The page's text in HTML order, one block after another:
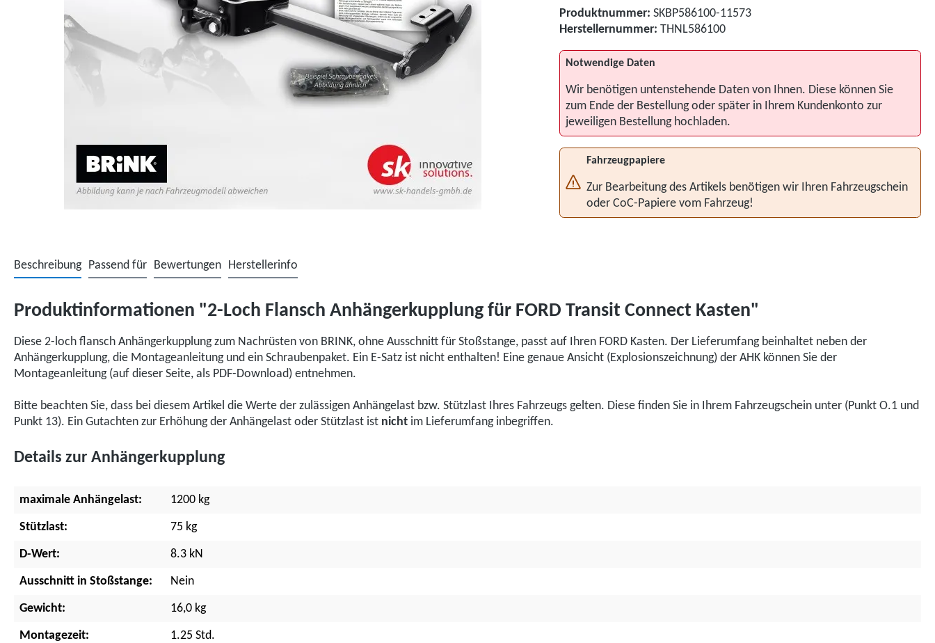
Produktnummer: SKBP586100-11573
Herstellernummer: THNL586100
Notwendige Daten
Wir benötigen untenstehende Daten von Ihnen. Diese können Sie
zum Ende der Bestellung oder später in Ihrem Kundenkonto zur
jeweiligen Bestellung hochladen.
Fahrzeugpapiere
Zur Bearbeitung des Artikels benötigen wir Ihren Fahrzeugschein
oder CoC-Papiere vom Fahrzeug!
Beschreibung Passend für Bewertungen Herstellerinfo
Produktinformationen "2-Loch Flansch Anhängerkupplung für FORD Transit Connect Kasten"
Diese 2-loch flansch Anhängerkupplung zum Nachrüsten von BRINK, ohne Ausschnitt für Stoßstange, passt auf Ihren FORD Kasten. Der Lieferumfang beinhaltet neben der
Anhängerkupplung, die Montageanleitung und ein Schraubenpaket. Ein E-Satz ist nicht enthalten! Eine genaue Ansicht (Explosionszeichnung) der AHK können Sie der
Montageanleitung (auf dieser Seite, als PDF-Download) entnehmen.
Bitte beachten Sie, dass bei diesem Artikel die Werte der zulässigen Anhängelast bzw. Stützlast Ihres Fahrzeugs gelten. Diese finden Sie in Ihrem Fahrzeugschein unter (Punkt O.1 und
Punkt 13). Ein Gutachten zur Erhöhung der Anhängelast oder Stützlast ist nicht im Lieferumfang inbegriffen.
Details zur Anhängerkupplung
maximale Anhängelast: 1200 kg
Stützlast: 75 kg
D-Wert: 8.3 kN
Ausschnitt in Stoßstange: Nein
Gewicht: 16,0 kg
Montagezeit: 1.25 Std.